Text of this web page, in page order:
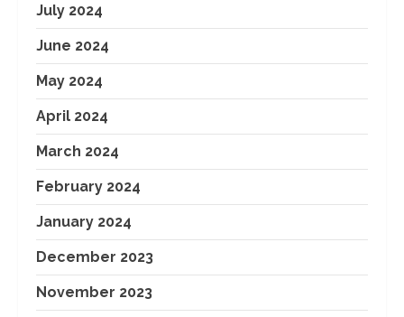
July 2024
June 2024
May 2024
April 2024
March 2024
February 2024
January 2024
December 2023
November 2023